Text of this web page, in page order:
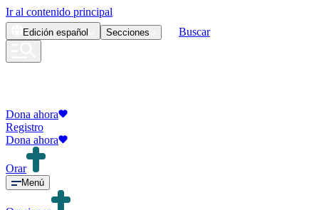
Ir al contenido principal
Edición español Secciones Buscar
Dona ahora
Registro
Dona ahora
Orar
Menú